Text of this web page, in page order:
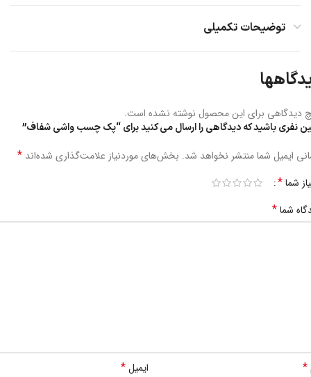
توضیحات تکمیلی
دیدگاهی برای این محصول نوشته نشده است.
نفری باشید که دیدگاهی را ارسال می کنید برای “پک چسب واشی شفاف”
ایمیل شما منتشر نخواهد شد. بخش‌های موردنیاز علامت‌گذاری شده‌اند *
شما*
شما*
* ایمیل*